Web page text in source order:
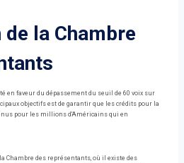
la Chambre
en faveur du dépassement du seuil de 60 voix sur
objectifs est de garantir que les crédits pour la
pour les millions d'Américains qui en
Chambre des représentants, où il existe des